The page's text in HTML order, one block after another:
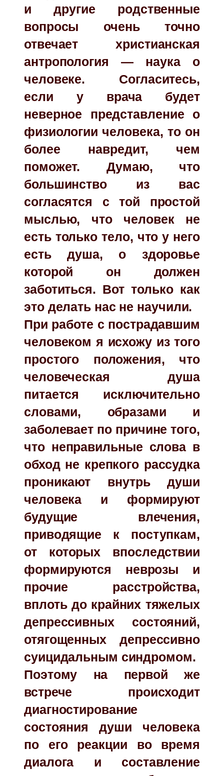
и другие родственные
вопросы очень точно
отвечает христианская
антропология — наука о
человеке. Согласитесь,
если у врача будет
неверное представление о
физиологии человека, то он
более навредит, чем
поможет. Думаю, что
большинство из вас
согласятся с той простой
мыслью, что человек не
есть только тело, что у него
есть душа, о здоровье
которой он должен
заботиться. Вот только как
это делать нас не научили.
При работе с пострадавшим
человеком я исхожу из того
простого положения, что
человеческая душа
питается исключительно
словами, образами и
заболевает по причине того,
что неправильные слова в
обход не крепкого рассудка
проникают внутрь души
человека и формируют
будущие влечения,
приводящие к поступкам,
от которых впоследствии
формируются неврозы и
прочие расстройства,
вплоть до крайних тяжелых
депрессивных состояний,
отягощенных депрессивно
суицидальным синдромом.
Поэтому на первой же
встрече происходит
диагностирование
состояния души человека
по его реакции во время
диалога и составление